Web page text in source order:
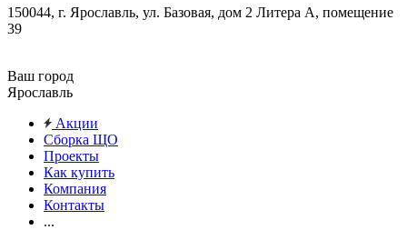
150044, г. Ярославль, ул. Базовая, дом 2 Литера А, помещение
39
Ваш город
Ярославль
Акции
Сборка ЩО
Проекты
Как купить
Компания
Контакты
...